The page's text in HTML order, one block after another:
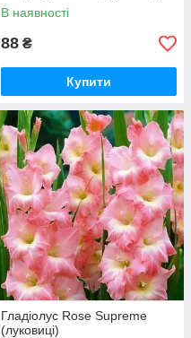
В наявності
88 ₴
Купити
Гладіолус Rose Supreme
(луковиці)